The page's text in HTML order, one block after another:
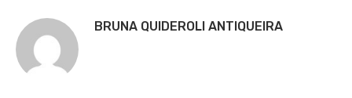
BRUNA QUIDEROLI ANTIQUEIRA